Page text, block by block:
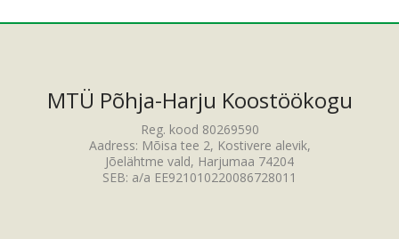
MTÜ Põhja-Harju Koostöökogu
Reg. kood 80269590
Aadress: Mõisa tee 2, Kostivere alevik,
Jõelähtme vald, Harjumaa 74204
SEB: a/a EE921010220086728011